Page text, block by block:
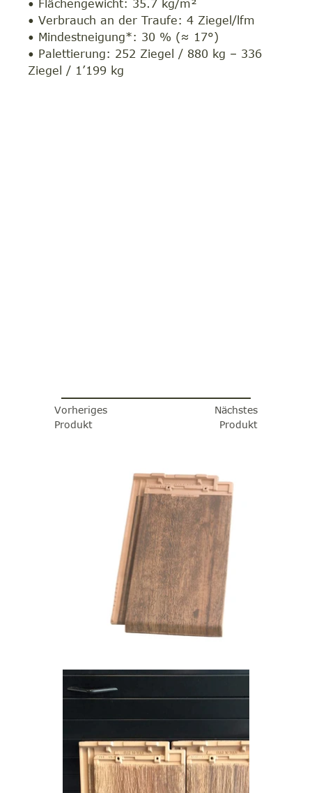
• Flächengewicht: 35.7 kg/m²
• Verbrauch an der Traufe: 4 Ziegel/lfm
• Mindestneigung*: 30 % (≈ 17°)
• Palettierung: 252 Ziegel / 880 kg – 336
Ziegel / 1’199 kg
Vorheriges
Produkt
Nächstes
Produkt